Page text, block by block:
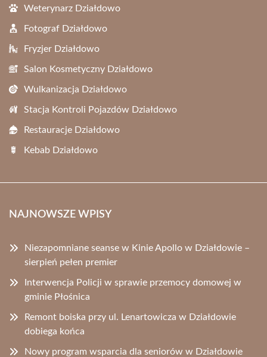
Weterynarz Działdowo
Fotograf Działdowo
Fryzjer Działdowo
Salon Kosmetyczny Działdowo
Wulkanizacja Działdowo
Stacja Kontroli Pojazdów Działdowo
Restauracje Działdowo
Kebab Działdowo
NAJNOWSZE WPISY
Niezapomniane seanse w Kinie Apollo w Działdowie –
sierpień pełen premier
Interwencja Policji w sprawie przemocy domowej w
gminie Płośnica
Remont boiska przy ul. Lenartowicza w Działdowie
dobiega końca
Nowy program wsparcia dla seniorów w Działdowie